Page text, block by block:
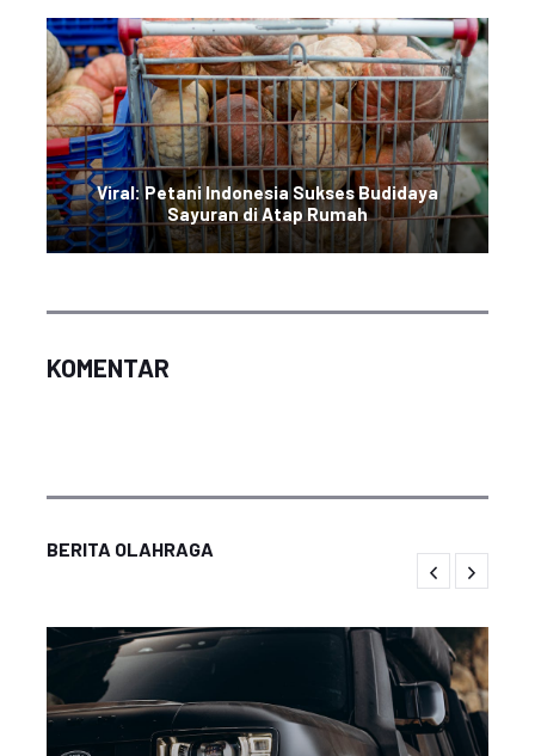
Viral: Petani Indonesia Sukses Budidaya
Sayuran di Atap Rumah
KOMENTAR
BERITA OLAHRAGA